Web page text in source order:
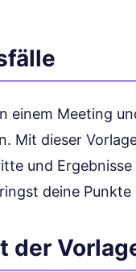
einem Meeting
Mit dieser
und
deine
der